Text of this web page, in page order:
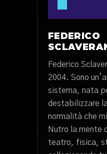
FEDERICO
Federico
2004. Sono
sistema, nata
destabilizzare
normalità che
Nutro la mente
teatro, fisica,